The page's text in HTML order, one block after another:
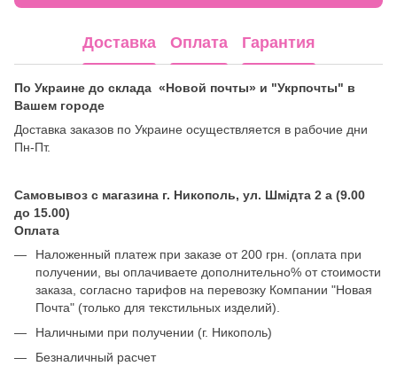
Доставка Оплата Гарантия
По Украине до склада «Новой почты» и "Укрпочты" в
Вашем городе
Доставка заказов по Украине осуществляется в рабочие дни
Пн-Пт.
Самовывоз с магазина г. Никополь, ул. Шмідта 2 а (9.00
до 15.00)
Оплата
Наложенный платеж при заказе от 200 грн. (оплата при
получении, вы оплачиваете дополнительно% от стоимости
заказа, согласно тарифов на перевозку Компании "Новая
Почта" (только для текстильных изделий).
Наличными при получении (г. Никополь)
Безналичный расчет